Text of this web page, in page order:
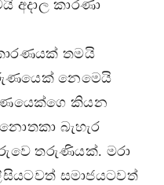
අදාල කාරණා
තමයි
නෙමෙයි
කියන
බැහැර
තරුණියක්. මරා
සමාජයටවත්